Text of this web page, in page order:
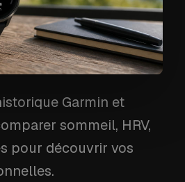
Garmin et
sommeil, HRV,
pour découvrir vos